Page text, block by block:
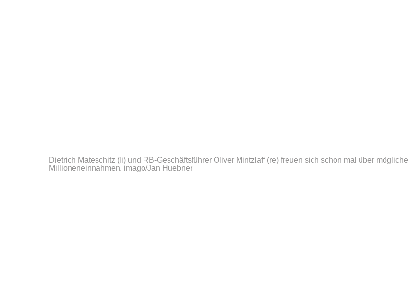
Dietrich Mateschitz (li) und RB-Geschäftsführer Oliver Mintzlaff (re) freuen sich schon mal über mögliche
Millioneneinnahmen. imago/Jan Huebner